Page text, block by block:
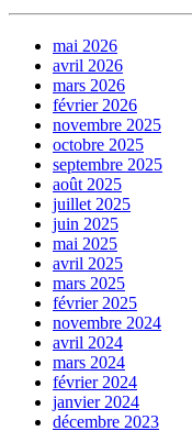
mai 2026
avril 2026
mars 2026
février 2026
novembre 2025
octobre 2025
septembre 2025
août 2025
juillet 2025
juin 2025
mai 2025
avril 2025
mars 2025
février 2025
novembre 2024
avril 2024
mars 2024
février 2024
janvier 2024
décembre 2023